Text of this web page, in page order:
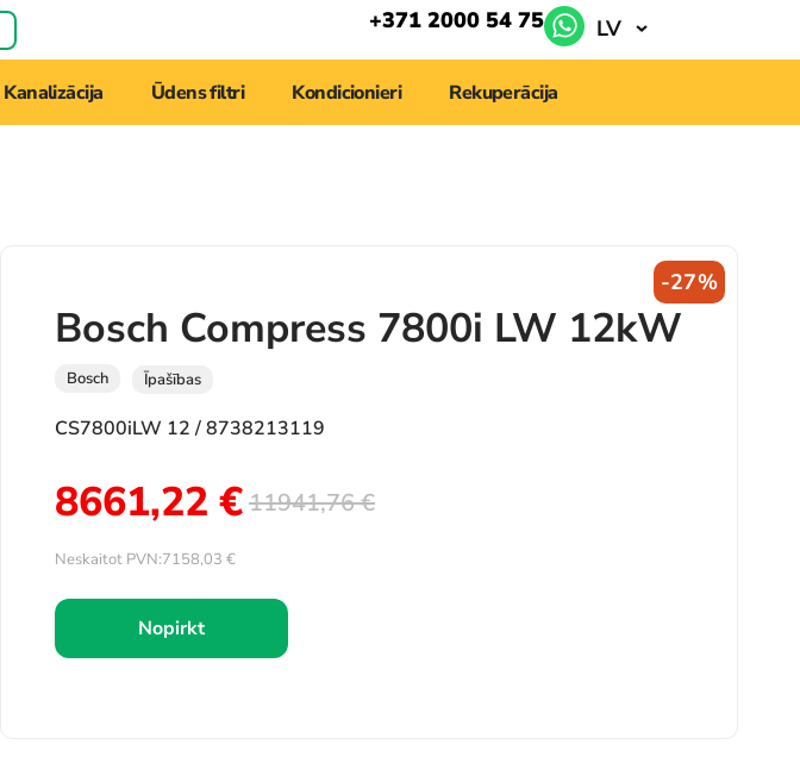
+371 2000 54 75 LV
Kanalizācija Ūdens filtri Kondicionieri Rekuperācija
-27%
Bosch Compress 7800i LW 12kW
Bosch Īpašības
CS7800iLW 12 / 8738213119
11941,76€
8661,22 €
Neskaitot PVN:7158,03 €
Nopirkt